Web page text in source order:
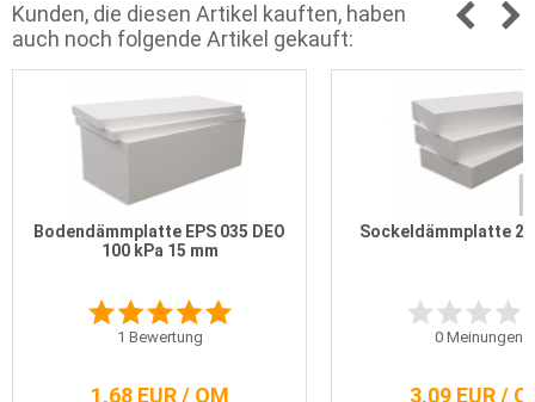
Kunden, die diesen Artikel kauften, haben
auch noch folgende Artikel gekauft:
Bodendämmplatte EPS 035 DEO
100 kPa 15 mm
1 Bewertung
1,68 EUR / QM
Sockeldämmplatte 20
0Meinungen
3,09 EUR /